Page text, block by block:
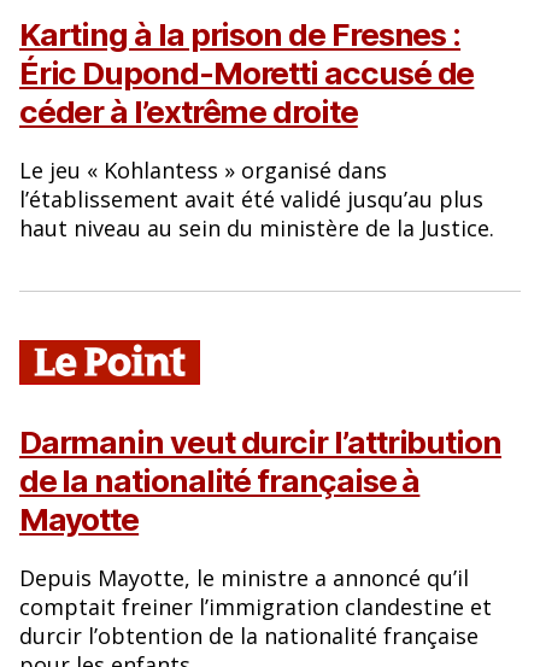
Karting à la prison de Fresnes :
Éric Dupond-Moretti accusé de
céder à l’extrême droite
Le jeu « Kohlantess » organisé dans
l’établissement avait été validé jusqu’au plus
haut niveau au sein du ministère de la Justice.
Darmanin veut durcir l’attribution
de la nationalité française à
Mayotte
Depuis Mayotte, le ministre a annoncé qu’il
comptait freiner l’immigration clandestine et
durcir l’obtention de la nationalité française